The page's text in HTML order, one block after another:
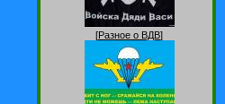
[Разное о ВДВ]